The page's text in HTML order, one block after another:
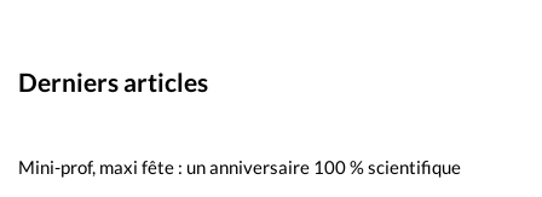
Derniers articles
Mini-prof, maxi fête : un anniversaire 100 % scientifique